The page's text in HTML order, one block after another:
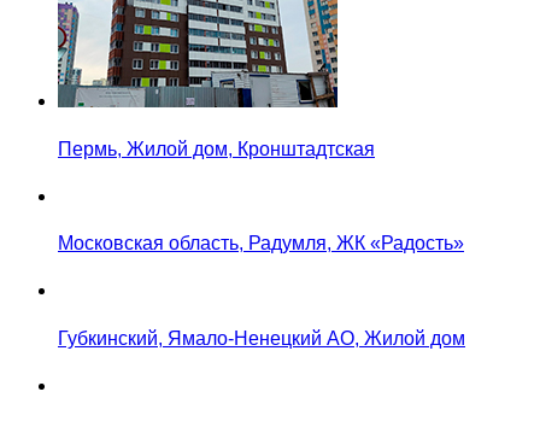
Пермь, Жилой дом, Кронштадтская
Московская область, Радумля, ЖК «Радость»
Губкинский, Ямало-Ненецкий АО, Жилой дом